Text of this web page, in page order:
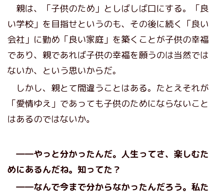
親は、「子供のため」としばしば口にする。「良
い学校」を目指せというのも、その後に続く「良い
会社」に勤め「良い家庭」を築くことが子供の幸福
であり、親であれば子供の幸福を願うのは当然では
ないか、という思いからだ。
しかし、親とて間違うことはある。たとえそれが
「愛情ゆえ」であっても子供のためにならないこと
はあるのではないか。
――やっと分かったんだ。人生ってさ、楽しむた
めにあるんだね。知ってた？
――なんで今まで分からなかったんだろう。私た